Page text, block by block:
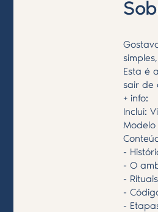
Esta é
sair de
+ info:
Inclui:
Modelo
-
- O
-
-
-